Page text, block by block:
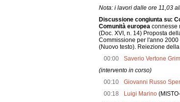
Nota: i lavori dalle ore 11,03
Discussione congiunta su:
Comunità europea connesse
(Doc. XVI, n. 14) Proposta
Commissione per l'anno
(Nuovo testo). Reiezione
00:00 Saverio Vertone
(intervento in corso)
00:10 Giovanni Russo
00:18 Luigi Marino